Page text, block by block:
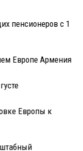
пенсионеров с 1
Европе Армения
Европы к